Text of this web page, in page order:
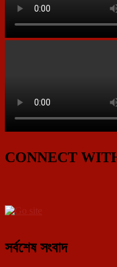
CONNECT
সর্বশেষ সংবাদ